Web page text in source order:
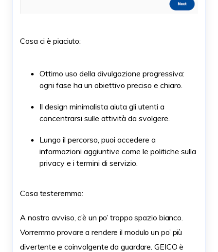
Cosa ci è piaciuto:
Ottimo uso della divulgazione progressiva:
ogni fase ha un obiettivo preciso e chiaro.
Il design minimalista aiuta gli utenti a
concentrarsi sulle attività da svolgere.
Lungo il percorso, puoi accedere a
informazioni aggiuntive come le politiche sulla
privacy e i termini di servizio.
Cosa testeremmo:
A nostro avviso, c’è un po’ troppo spazio bianco.
Vorremmo provare a rendere il modulo un po’ più
divertente e coinvolgente da guardare. GEICO è